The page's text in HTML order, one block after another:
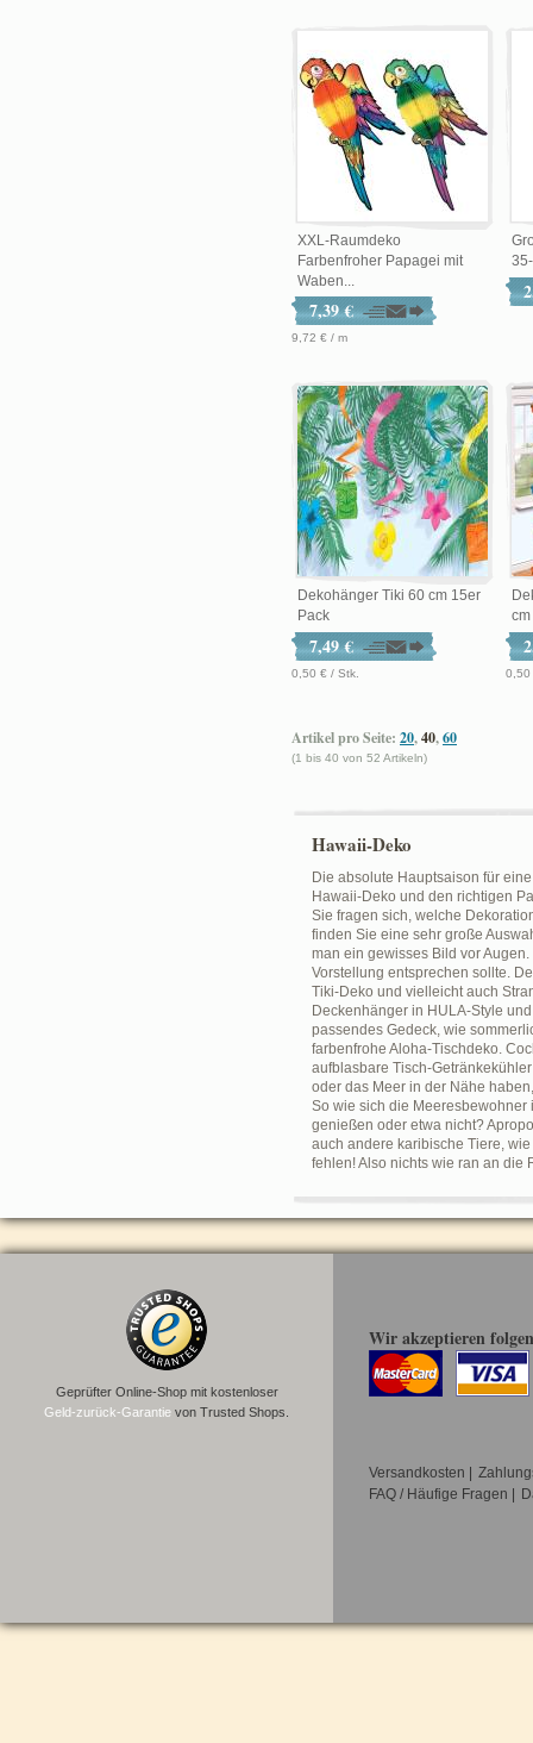
XXL-Raumdeko
Farbenfroher Papagei mit
Waben...
7,39 €
9,72 € / m
Dekohänger Tiki 60 cm 15er
Pack
7,49 €
0,50 € / Stk. 0,50
Artikel pro Seite: 20,40,60
(1 bis 40 von 52 Artikeln)
Hawaii-Deko
Die absolute Hauptsaison für
Hawaii-Deko und den richtigen
Sie fragen sich, welche
finden Sie eine sehr große
man ein gewisses Bild vor
Vorstellung entsprechen sollte.
Tiki-Deko und vielleicht auch
Deckenhänger in HULA-Style
passendes Gedeck, wie
farbenfrohe Aloha-Tischdeko.
aufblasbare Tisch-
oder das Meer in der Nähe
So wie sich die Meeresbewohner
genießen oder etwa nicht?
auch andere karibische Tiere,
fehlen! Also nichts wie ran an die
Geprüfter Online-Shop mit kostenloser
Geld-zurück-Garantie von Trusted Shops.
Wir akzeptieren
Versandkosten
FAQ / Häufige Fragen